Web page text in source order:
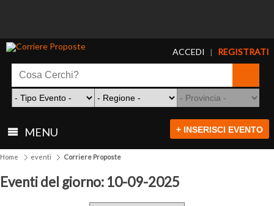
ACCEDI | REGISTRATI
MENU + INSERISCI EVENTO
Home eventi Corriere Proposte
Eventi del giorno: 10-09-2025